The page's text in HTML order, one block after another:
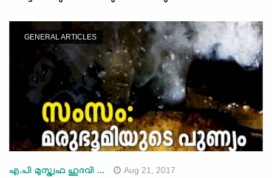
GENERAL ARTICLES
എ.പി മുസ്ത്വഫ ഹുദവി ... Aug 21, 2017